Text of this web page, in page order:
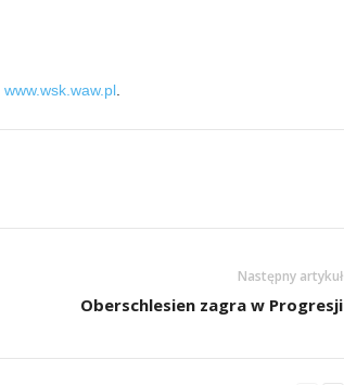
www.wsk.waw.pl.
Następny artykuł
Oberschlesien zagra w Progresji